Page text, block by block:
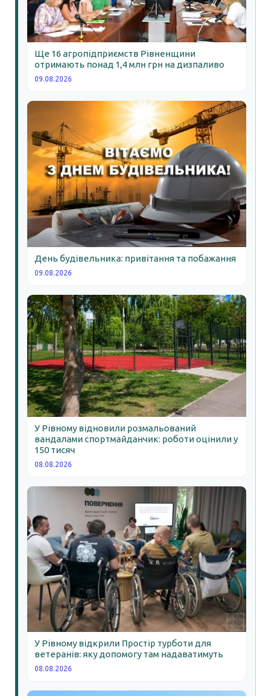
Ще 16 агропідприємств Рівненщини
отримають понад 1,4 млн грн на дизпаливо
09.08.2026
День будівельника: привітання та побажання
09.08.2026
У Рівному відновили розмальований
вандалами спортмайданчик: роботи оцінили у
150 тисяч
08.08.2026
У Рівному відкрили Простір турботи для
ветеранів: яку допомогу там надаватимуть
08.08.2026